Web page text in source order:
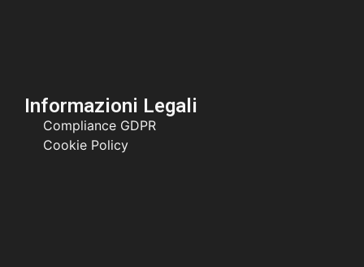
Informazioni Legali
Compliance GDPR
Cookie Policy